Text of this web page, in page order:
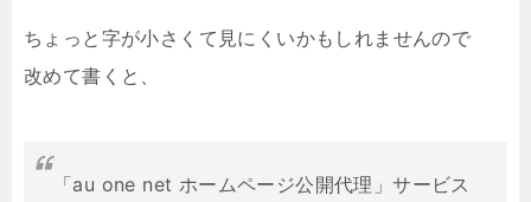
ちょっと字が小さくて見にくいかもしれませんので
改めて書くと、
「au one net ホームページ公開代理」サービス